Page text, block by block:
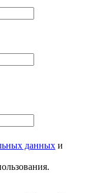
данных и